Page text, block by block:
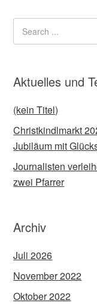
Aktuelles und
(kein Titel)
Christkindlmarkt
Jubiläum mit
Journalisten
zwei Pfarrer
Archiv
Juli 2026
November 2022
Oktober 2022